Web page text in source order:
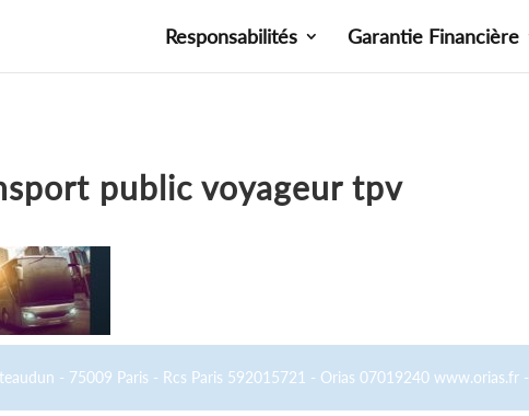
Responsabilités Garantie Financière
public voyageur tpv
- 75009 Paris - Rcs Paris 592015721 - Orias 07019240 www.orias.fr -